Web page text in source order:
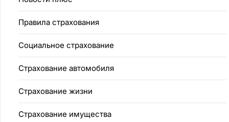
Правила страхования
Социальное страхование
Страхование автомобиля
Страхование жизни
Страхование имущества